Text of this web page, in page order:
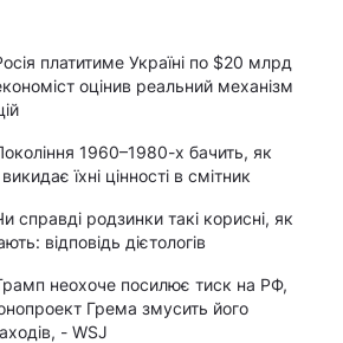
платитиме Україні по $20 млрд
оцінив реальний механізм
1960–1980-х бачить, як
їхні цінності в смітник
справді родзинки такі корисні, як
відповідь дієтологів
неохоче посилює тиск на РФ,
Грема змусить його
- WSJ